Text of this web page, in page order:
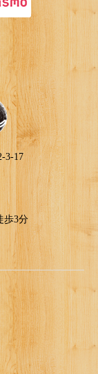
3-17
歩3分